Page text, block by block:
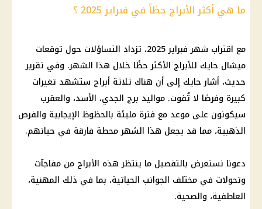
ما هي أكثر الأبراج حظاً في فبراير 2025 ؟
مع اقتراب شهر فبراير 2025، تزداد التساؤلات حول توقعات
ميشال حايك للأبراج الأكثر حظًا خلال هذا الشهر. وفي تقرير
حديث، أشار حايك إلى أن هناك ثلاثة أبراج ستشهد تغيرات
كبيرة وفرصًا لا تُفوت. مواليد برج الجدي، الأسد، والعقرب
سيكونون على موعد مع فترة مليئة بالحظوظ الإيجابية والفرص
الذهبية، مما قد يجعل هذا الشهر محطة فارقة في حياتهم.
دعونا نستعرض بالتفصيل ما ينتظر هذه الأبراج من مفاجآت
وتحولات في مختلف الجوانب الحياتية، بما في ذلك المهنية،
العاطفية، والصحية.